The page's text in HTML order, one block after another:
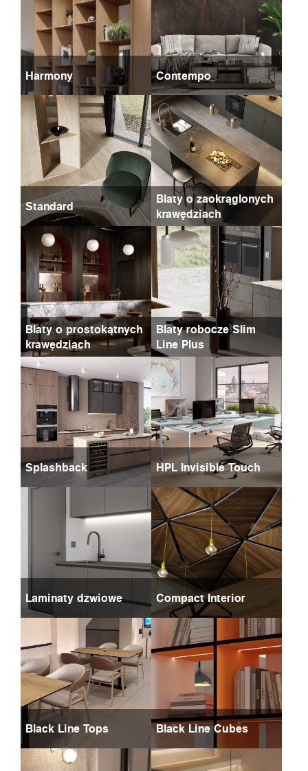
Harmony Contempo
Standard
Blaty o zaokrąglonych
krawędziach
Blaty o prostokątnych
krawędziach
Blaty robocze Slim
Line Plus
Splashback HPL Invisible Touch
Laminaty dzwiowe Compact Interior
Black Line Tops Black Line Cubes